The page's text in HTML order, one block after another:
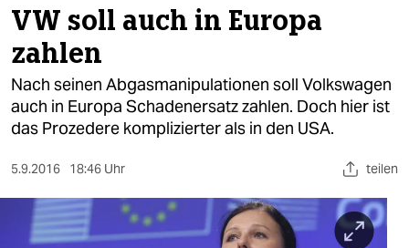
politik
öko
gesellschaft
sport
berlin
VW soll auch in Europa
zahlen
Nach seinen Abgasmanipulationen soll Volkswagen
auch in Europa Schadenersatz zahlen. Doch hier ist
das Prozedere komplizierter als in den USA.
5.9.2016 18:46 Uhr teilen